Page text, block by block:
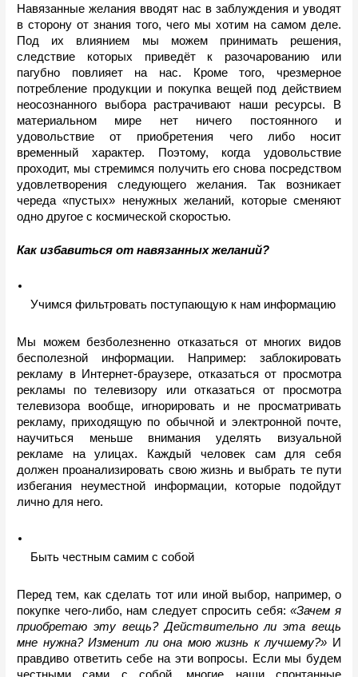
Навязанные желания вводят нас в заблуждения и уводят
в сторону от знания того, чего мы хотим на самом деле.
Под их влиянием мы можем принимать решения,
следствие которых приведёт к разочарованию или
пагубно повлияет на нас. Кроме того, чрезмерное
потребление продукции и покупка вещей под действием
неосознанного выбора растрачивают наши ресурсы. В
материальном мире нет ничего постоянного и
удовольствие от приобретения чего либо носит
временный характер. Поэтому, когда удовольствие
проходит, мы стремимся получить его снова посредством
удовлетворения следующего желания. Так возникает
череда «пустых» ненужных желаний, которые сменяют
одно другое с космической скоростью.
Как избавиться от навязанных желаний?
Учимся фильтровать поступающую к нам информацию
Мы можем безболезненно отказаться от многих видов
бесполезной информации. Например: заблокировать
рекламу в Интернет-браузере, отказаться от просмотра
рекламы по телевизору или отказаться от просмотра
телевизора вообще, игнорировать и не просматривать
рекламу, приходящую по обычной и электронной почте,
научиться меньше внимания уделять визуальной
рекламе на улицах. Каждый человек сам для себя
должен проанализировать свою жизнь и выбрать те пути
избегания неуместной информации, которые подойдут
лично для него.
Быть честным самим с собой
Перед тем, как сделать тот или иной выбор, например, о
покупке чего-либо, нам следует спросить себя: «Зачем я
приобретаю эту вещь? Действительно ли эта вещь
мне нужна? Изменит ли она мою жизнь к лучшему?» И
правдиво ответить себе на эти вопросы. Если мы будем